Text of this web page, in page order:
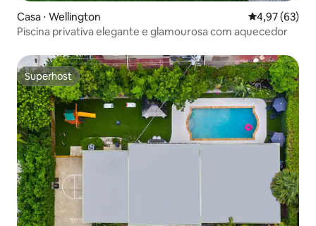
Casa ⋅ Wellington 4,97 de uma
4,97 (63)
Piscina privativa elegante e glamourosa com aquecedor
Superhost
Superhost